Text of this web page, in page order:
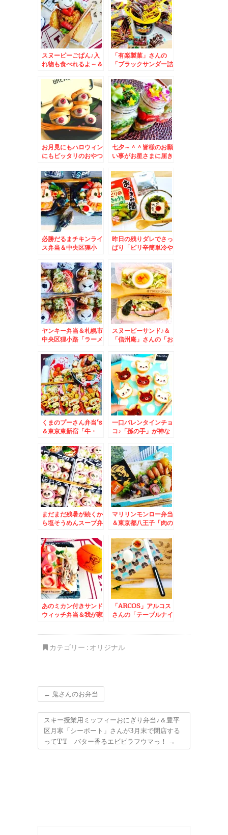
ウトもできます＾＾3
月から５０円値上げさ
れました～＾＾
スヌーピーごぱん♪入
れ物も食べれるよ～＆
産は定番これ～♪(*´艸
「有楽製菓」さんの
「ブラックサンダー詰
バサダー♪おばちゃん
力全開で詰め込む(笑)
お月見にもハロウィン
にもピッタリのおやつ
「漁師の店富丸」さん
の「サーモン丼」♪肉
厚脂乗りくどくなくう
まっ！！
七夕～＾＾皆様のお願
い事がお星さまに届き
特集♪
必勝だるまチキンライ
ス弁当＆中央区狸小
ハチ鮮魚店」の「海鮮
巻き」
昨日の残りダレでさっ
ぱり「ピリ辛簡単冷や
食品さんのおつまみシ
リーズ(*´艸`*)
ヤンキー弁当＆札幌市
中央区狸小路「ラーメ
メン山岡家」「煮干し
ラーメン山岡家」ちょ
っと外れて「餃子の山
岡家」山岡家さん三昧
(*´艸`*)
スヌーピーサンド♪＆
「信州庵」さんの「お
`*)JR札幌病院前の
「信州庵」さんが一番
好き♪
くまのプーさん弁当‘s
＆東京東新宿「牛・
山根商店」さんの牛も
つ煮込みも逸品で串物
全般うますぎる～＾＾
♪
一口バレンタインチョ
コ♪「孫の手」が神な
まだまだ残暑が続くか
ら塩そうめんスープ弁
司」でお寿司満喫♪
マリリンモンロー弁当
＆東京都八王子「肉の
トコロッケ」も「メン
チカツサンド」「世界
のお弁当」も美味しい
～(*´艸`*)
あのミカン付きサンド
ウィッチ弁当＆我が家
「ARCOS」アルコス
さんの「テーブルナイ
入れなくても切れて
カテゴリー : オリジナル
← 鬼さんのお弁当
スキー授業用ミッフィーおにぎり弁当♪＆豊平
区月寒「シーボート」さんが3月末で閉店する
ってTT バター香るエビピラフウマっ！
→